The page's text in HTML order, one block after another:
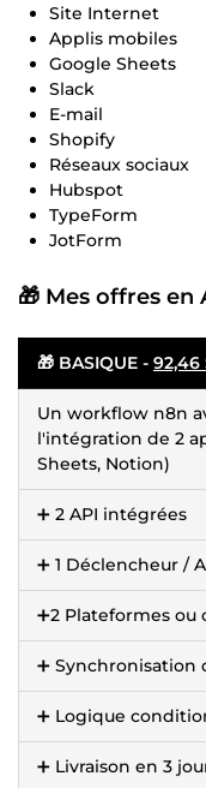
Site Internet
Applis mobiles
Google Sheets
Slack
E-mail
Shopify
Réseaux sociaux
Hubspot
TypeForm
JotForm
🎁 Mes offres en
🎁 BASIQUE - 92,46
Un workflow n8n
l'intégration de 2
Sheets, Notion)
➕ 2 API intégrées
➕ 1 Déclencheur /
➕2 Plateformes
➕ Synchronisation
➕ Logique
➕ Livraison en 3